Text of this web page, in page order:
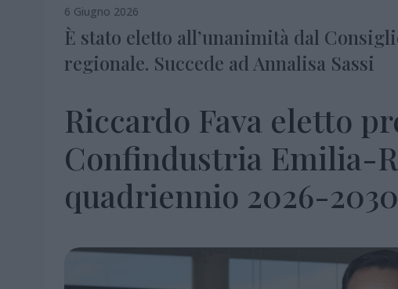
6 Giugno 2026
È stato eletto all’unanimità dal
regionale. Succede ad Annalisa Sassi
Riccardo Fava eletto
Confindustria Emilia-
quadriennio 2026-2030